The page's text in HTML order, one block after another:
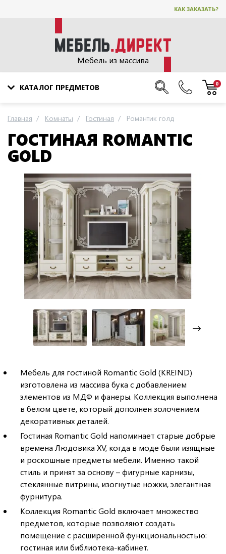
КАК ЗАКАЗАТЬ?
Мебель из массива
КАТАЛОГ ПРЕДМЕТОВ 0
Главная Комнаты Гостиная Романтик голд
ГОСТИНАЯ ROMANTIC
GOLD
Мебель для гостиной Romantic Gold (KREIND)
изготовлена из массива бука с добавлением
элементов из МДФ и фанеры. Коллекция выполнена
в белом цвете, который дополнен золочением
декоративных деталей.
Гостиная Romantic Gold напоминает старые добрые
времена Людовика XV, когда в моде были изящные
и роскошные предметы мебели. Именно такой
стиль и принят за основу – фигурные карнизы,
стеклянные витрины, изогнутые ножки, элегантная
фурнитура.
Коллекция Romantic Gold включает множество
предметов, которые позволяют создать
помещение с расширенной функциональностью:
гостиная или библиотека-кабинет.